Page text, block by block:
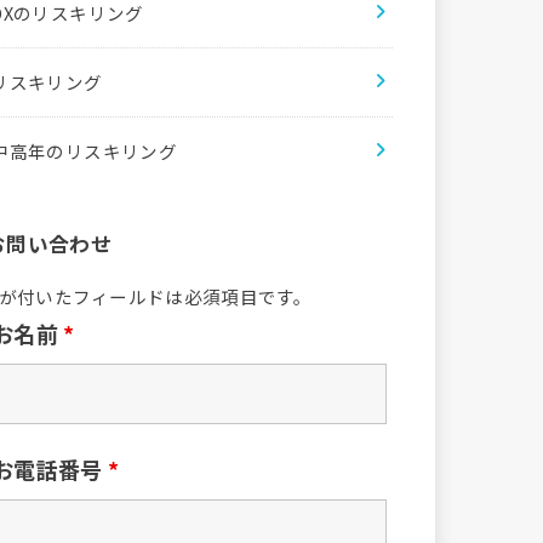
のリスキリング
スキリング
高年のリスキリング
問い合わせ
付いたフィールドは必須項目です。
名前*
電話番号 *